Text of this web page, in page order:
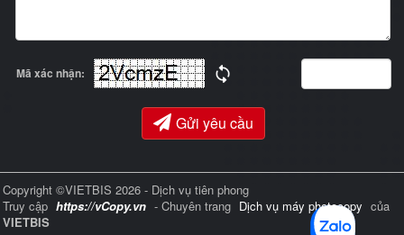
Mã xác nhận:
Gửi yêu cầu
Copyright ©VIETBIS 2026 - Dịch vụ tiên phong
Truy cập https://vCopy.vn - Chuyên trang Dịch vụ máy photocopy của
VIETBIS